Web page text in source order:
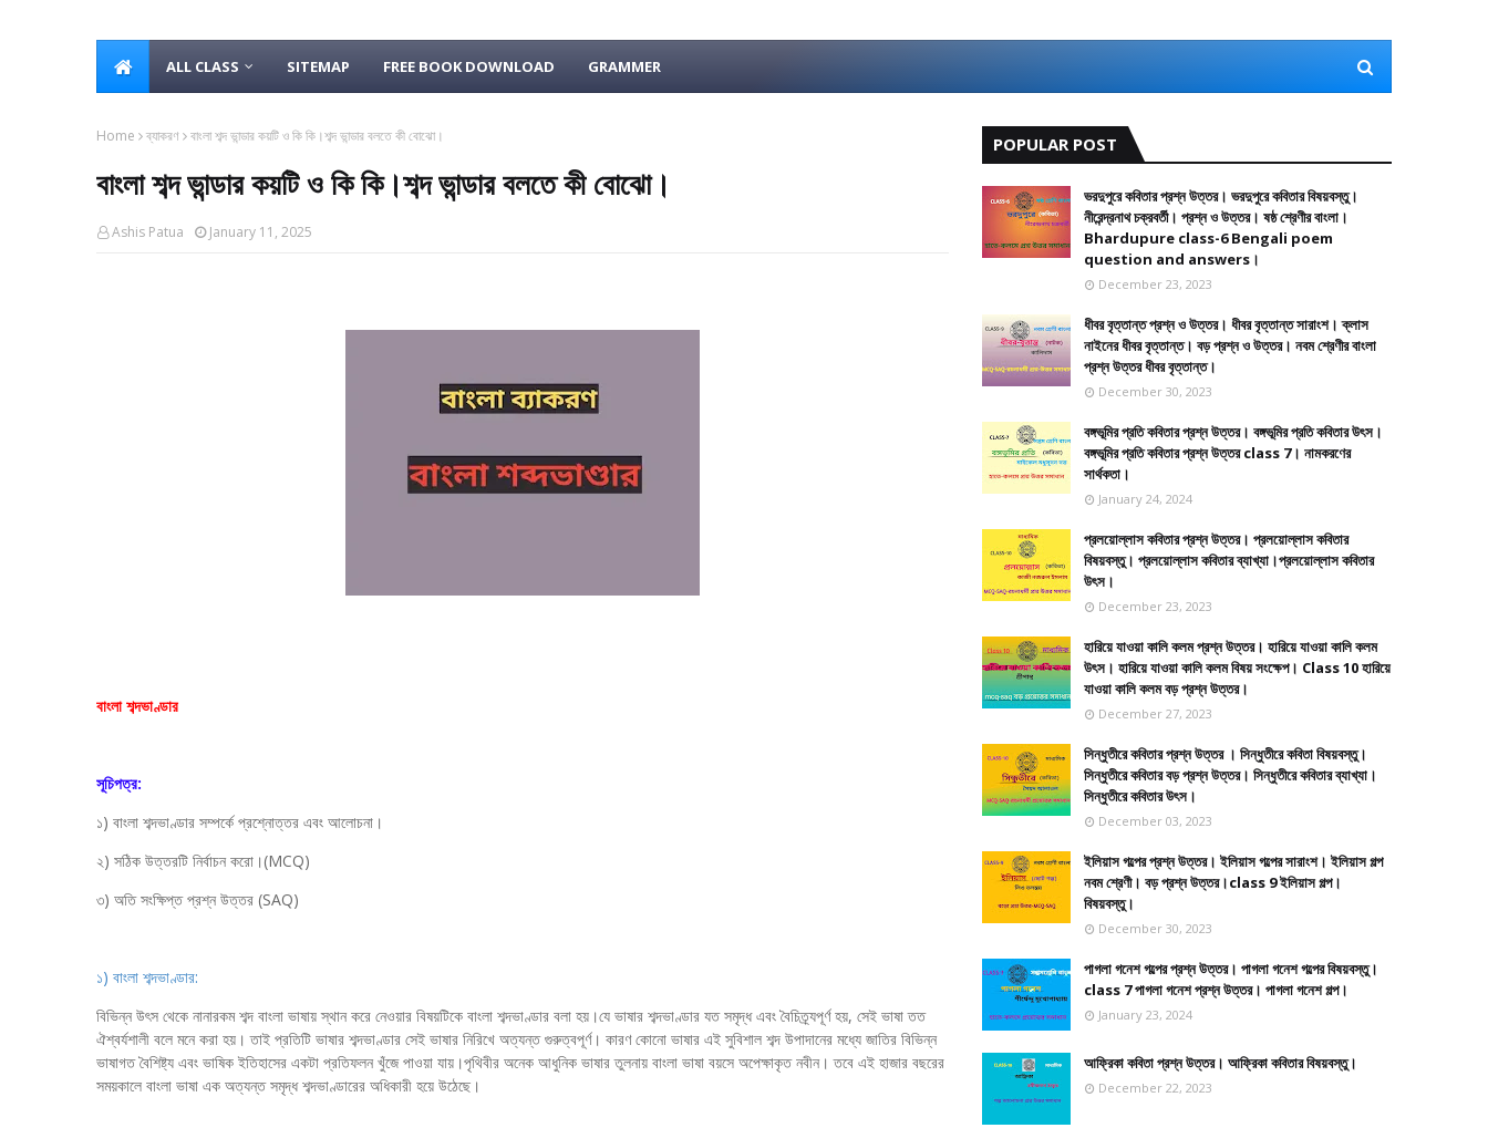
ALL CLASS SITEMAP FREE BOOK DOWNLOAD GRAMMER
Home ব্যাকরণ বাংলা শব্দ ভান্ডার কয়টি ও কি কি।শব্দ ভান্ডার বলতে কী বোঝো।
বাংলা শব্দ ভান্ডার কয়টি ও কি কি।শব্দ ভান্ডার বলতে কী বোঝো।
Ashis Patua January 11, 2025
বাংলা শব্দভাণ্ডার
সূচিপত্র:
১) বাংলা শব্দভাণ্ডার সম্পর্কে প্রশ্নোত্তর এবং আলোচনা।
২) সঠিক উত্তরটি নির্বাচন করো।(MCQ)
৩) অতি সংক্ষিপ্ত প্রশ্ন উত্তর (SAQ)
১) বাংলা শব্দভাণ্ডার:
বিভিন্ন উৎস থেকে নানারকম শব্দ বাংলা ভাষায় স্থান করে নেওয়ার বিষয়টিকে বাংলা শব্দভাণ্ডার বলা হয়।যে ভাষার শব্দভাণ্ডার যত সমৃদ্ধ এবং বৈচিত্র্যপূর্ণ হয়, সেই ভাষা তত
ঐশ্বর্যশালী বলে মনে করা হয়। তাই প্রতিটি ভাষার শব্দভাণ্ডার সেই ভাষার নিরিখে অত্যন্ত গুরুত্বপূর্ণ। কারণ কোনো ভাষার এই সুবিশাল শব্দ উপাদানের মধ্যে জাতির বিভিন্ন
ভাষাগত বৈশিষ্ট্য এবং ভাষিক ইতিহাসের একটা প্রতিফলন খুঁজে পাওয়া যায়।পৃথিবীর অনেক আধুনিক ভাষার তুলনায় বাংলা ভাষা বয়সে অপেক্ষাকৃত নবীন। তবে এই হাজার বছরের
সময়কালে বাংলা ভাষা এক অত্যন্ত সমৃদ্ধ শব্দভাণ্ডারের অধিকারী হয়ে উঠেছে।
POPULAR POST
ভরদুপুরে কবিতার প্রশ্ন উত্তর। ভরদুপুরে কবিতার বিষয়বস্তু।
নীরেন্দ্রনাথ চক্রবর্তী। প্রশ্ন ও উত্তর। ষষ্ঠ শ্রেণীর বাংলা।
Bhardupure class-6 Bengali poem
question and answers।
December 23, 2023
ধীবর বৃত্তান্ত প্রশ্ন ও উত্তর। ধীবর বৃত্তান্ত সারাংশ। ক্লাস
নাইনের ধীবর বৃত্তান্ত। বড় প্রশ্ন ও উত্তর। নবম শ্রেণীর বাংলা
প্রশ্ন উত্তর ধীবর বৃত্তান্ত।
December 30, 2023
বঙ্গভূমির প্রতি কবিতার প্রশ্ন উত্তর। বঙ্গভূমির প্রতি কবিতার উৎস।
বঙ্গভূমির প্রতি কবিতার প্রশ্ন উত্তর class 7। নামকরণের
সার্থকতা।
January 24, 2024
প্রলয়োল্লাস কবিতার প্রশ্ন উত্তর। প্রলয়োল্লাস কবিতার
বিষয়বস্তু। প্রলয়োল্লাস কবিতার ব্যাখ্যা।প্রলয়োল্লাস কবিতার
উৎস।
December 23, 2023
হারিয়ে যাওয়া কালি কলম প্রশ্ন উত্তর। হারিয়ে যাওয়া কালি কলম
উৎস। হারিয়ে যাওয়া কালি কলম বিষয় সংক্ষেপ। Class 10 হারিয়ে
যাওয়া কালি কলম বড় প্রশ্ন উত্তর।
December 27, 2023
সিন্ধুতীরে কবিতার প্রশ্ন উত্তর । সিন্ধুতীরে কবিতা বিষয়বস্তু।
সিন্ধুতীরে কবিতার বড় প্রশ্ন উত্তর। সিন্ধুতীরে কবিতার ব্যাখ্যা।
সিন্ধুতীরে কবিতার উৎস।
December 03, 2023
ইলিয়াস গল্পের প্রশ্ন উত্তর। ইলিয়াস গল্পের সারাংশ। ইলিয়াস গল্প
নবম শ্রেণী। বড় প্রশ্ন উত্তর।class 9 ইলিয়াস গল্প।
বিষয়বস্তু।
December 30, 2023
পাগলা গনেশ গল্পের প্রশ্ন উত্তর। পাগলা গনেশ গল্পের বিষয়বস্তু।
class 7 পাগলা গনেশ প্রশ্ন উত্তর। পাগলা গনেশ গল্প।
January 23, 2024
আফ্রিকা কবিতা প্রশ্ন উত্তর। আফ্রিকা কবিতার বিষয়বস্তু।
December 22, 2023